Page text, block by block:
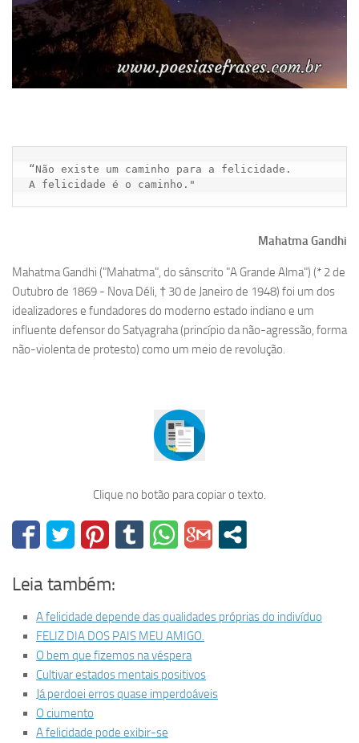
“Não existe um caminho para a felicidade.
A felicidade é o caminho."
Mahatma Gandhi
Mahatma Gandhi ("Mahatma", do sânscrito "A Grande Alma") (* 2 de
Outubro de 1869 - Nova Déli, † 30 de Janeiro de 1948) foi um dos
idealizadores e fundadores do moderno estado indiano e um
influente defensor do Satyagraha (princípio da não-agressão, forma
não-violenta de protesto) como um meio de revolução.
Clique no botão para copiar o texto.
Leia também:
A felicidade depende das qualidades próprias do indivíduo
FELIZ DIA DOS PAIS MEU AMIGO.
O bem que fizemos na véspera
Cultivar estados mentais positivos
Já perdoei erros quase imperdoáveis
O ciumento
A felicidade pode exibir-se